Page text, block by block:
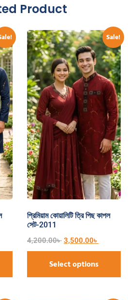
Product
Sale!
প্রিমিয়াম কোয়ালিটি ত্রি পিছ কাপল
সেট-2011
4,200.00৳ 3,500.00৳
Select options